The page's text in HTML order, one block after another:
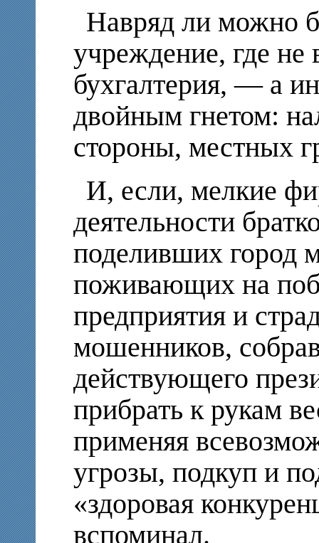
Навряд ли можно
учреждение, где не
бухгалтерия, — а
двойным гнетом:
стороны, местных
И, если, мелкие
деятельности
поделивших город
поживающих на
предприятия и
мошенников,
действующего
прибрать к рукам
применяя
угрозы, подкуп и
«здоровая
вспоминал.